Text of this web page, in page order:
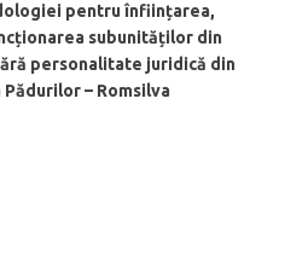
pentru înființarea,
subunităților din
personalitate juridică din
– Romsilva